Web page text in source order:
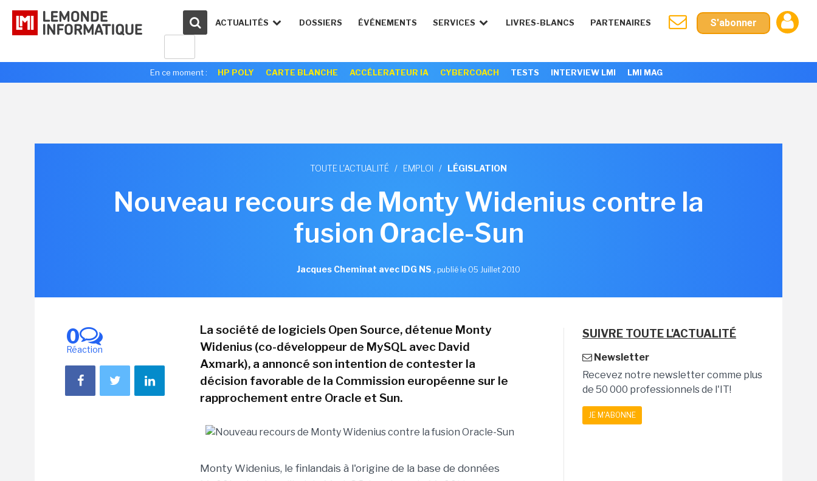
ACTUALITÉS DOSSIERS ÉVÉNEMENTS SERVICES LIVRES-BLANCS PARTENAIRES S'abonner
En ce moment : HP POLY CARTE BLANCHE ACCÉLERATEUR IA CYBERCOACH TESTS INTERVIEW LMI LMI MAG
TOUTE L'ACTUALITÉ / EMPLOI / LÉGISLATION
Nouveau recours de Monty Widenius contre la
fusion Oracle-Sun
Jacques Cheminat avec IDG NS , publié le 05 Juillet 2010
0
Réaction
La société de logiciels Open Source, détenue Monty
Widenius (co-développeur de MySQL avec David
Axmark), a annoncé son intention de contester la
décision favorable de la Commission européenne sur le
rapprochement entre Oracle et Sun.
Monty Widenius, le finlandais à l'origine de la base de données
SUIVRE TOUTE L'ACTUALITÉ
Newsletter
Recevez notre newsletter comme plus
de 50 000 professionnels de l'IT!
JE M'ABONNE